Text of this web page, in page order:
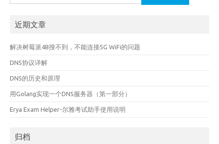
索：
近期文章
解决树莓派4B搜不到，不能连接5G WiFi的问题
DNS协议详解
DNS的历史和原理
用Golang实现一个DNS服务器（第一部分）
Erya Exam Helper-尔雅考试助手使用说明
归档